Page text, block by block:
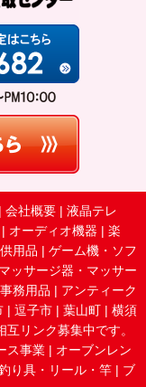
| 会社概要 | 液晶テレ
| オーディオ機器 | 楽
用品 | ゲーム機・ソフ
マッサージ器・マッサー
務用品 | アンティーク
| 逗子市 | 葉山町 | 横須
互リンク募集中です。
ス事業 | オーブンレン
り具・リール・竿 | ブ